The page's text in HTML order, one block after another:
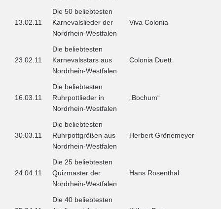
13.02.11
Die 50 beliebtesten
Karnevalslieder der
Nordrhein-Westfalen
Viva Colonia
23.02.11
Die beliebtesten
Karnevalsstars aus
Nordrhein-Westfalen
Colonia Duett
16.03.11
Die beliebtesten
Ruhrpottlieder in
Nordrhein-Westfalen
„Bochum“
30.03.11
Die beliebtesten
Ruhrpottgrößen aus
Nordrhein-Westfalen
Herbert Grönemeyer
24.04.11
Die 25 beliebtesten
Quizmaster der
Nordrhein-Westfalen
Hans Rosenthal
Die 40 beliebtesten